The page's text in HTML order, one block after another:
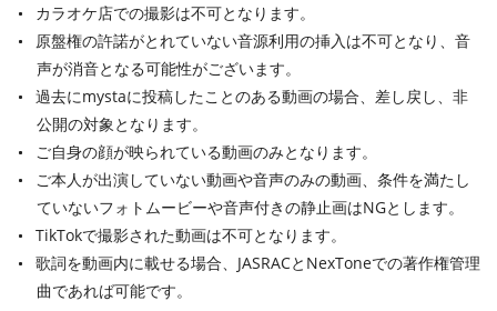
カラオケ店での撮影は不可となります。
原盤権の許諾がとれていない音源利用の挿入は不可となり、音
声が消音となる可能性がございます。
過去にmystaに投稿したことのある動画の場合、差し戻し、非
公開の対象となります。
ご自身の顔が映られている動画のみとなります。
ご本人が出演していない動画や音声のみの動画、条件を満たし
ていないフォトムービーや音声付きの静止画はNGとします。
TikTokで撮影された動画は不可となります。
歌詞を動画内に載せる場合、JASRACとNexToneでの著作権管理
曲であれば可能です。